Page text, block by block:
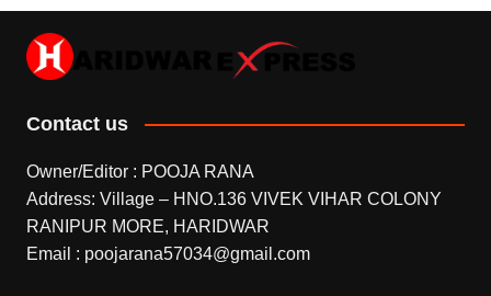
Contact us
Owner/Editor : POOJA RANA
Address: Village – HNO.136 VIVEK VIHAR COLONY
RANIPUR MORE, HARIDWAR
Email : poojarana57034@gmail.com